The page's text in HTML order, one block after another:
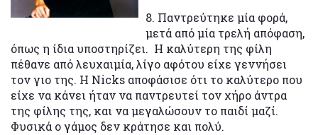
8. Παντρεύτηκε μία φορά,
μετά από μία τρελή απόφαση,
όπως η ίδια υποστηρίζει. Η καλύτερη της φίλη
πέθανε από λευχαιμία, λίγο αφότου είχε γεννήσει
τον γιο της. Η Nicks αποφάσισε ότι το καλύτερο που
είχε να κάνει ήταν να παντρευτεί τον χήρο άντρα
της φίλης της, και να μεγαλώσουν το παιδί μαζί.
Φυσικά ο γάμος δεν κράτησε και πολύ.